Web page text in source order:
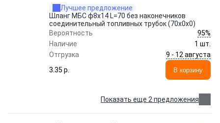
Лучшее предложение
Шланг МБС ф8х14 L=70 без наконечников
соединительный топливных трубок (70х0х0)
Вероятность
95%
Наличие
1 шт.
Отгрузка
9 - 12 августа
3.35 p.
В корзину
Показать еще 2 предложения